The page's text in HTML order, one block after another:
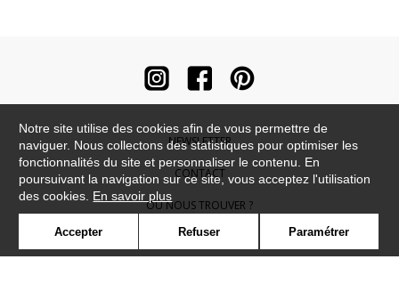
NEWSLETTER
CONTACT
OÙ NOUS TROUVER ?
CONTRACT
Notre site utilise des cookies afin de vous permettre de
naviguer. Nous collectons des statistiques pour optimiser les
fonctionnalités du site et personnaliser le contenu. En
poursuivant la navigation sur ce site, vous acceptez l'utilisation
des cookies. En savoir plus
Accepter Refuser Paramétrer